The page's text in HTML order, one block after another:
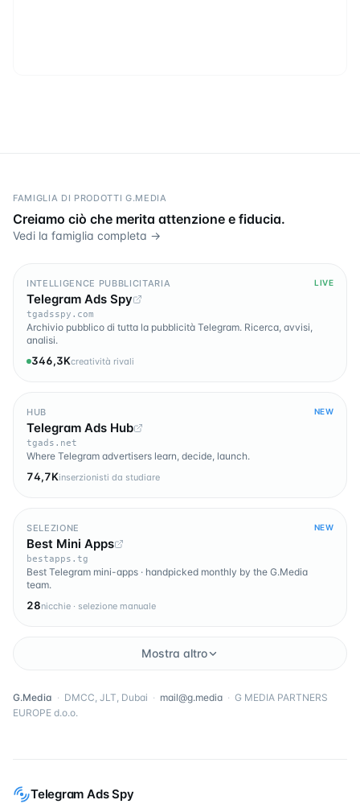
Telegram Ads Spy
FAMIGLIA DI PRODOTTI G.MEDIA
Creiamo ciò che merita attenzione e fiducia.
Vedi la famiglia completa →
INTELLIGENCE PUBBLICITARIA LIVE
Telegram Ads Spy
tgadsspy.com
Archivio pubblico di tutta la pubblicità Telegram. Ricerca, avvisi,
analisi.
346,3Kcreatività rivali
HUB NEW
Telegram Ads Hub
tgads.net
Where Telegram advertisers learn, decide, launch.
74,7Kinserzionisti da studiare
SELEZIONE NEW
Best Mini Apps
bestapps.tg
Best Telegram mini-apps · handpicked monthly by the G.Media
team.
28nicchie · selezione manuale
Mostra altro
G.Media · DMCC, JLT, Dubai · mail@g.media · G MEDIA PARTNERS
EUROPE d.o.o.